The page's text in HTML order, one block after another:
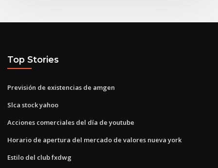
Top Stories
Previsión de existencias de amgen
Slca stock yahoo
Acciones comerciales del día de youtube
Horario de apertura del mercado de valores nueva york
Estilo del club fxdwg